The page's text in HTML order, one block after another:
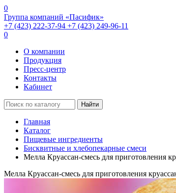
0
Группа компаний «Пасифик»
+7 (423) 222-37-94 +7 (423) 249-96-11
0
О компании
Продукция
Пресс-центр
Контакты
Кабинет
Найти
Главная
Каталог
Пищевые ингредиенты
Бисквитные и хлебопекарные смеси
Мелла Круассан-смесь для приготовления
Мелла Круассан-смесь для приготовления